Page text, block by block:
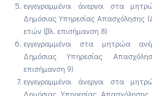
εγγεγραμμένοι άνεργοι στα
Δημόσιας Υπηρεσίας
ετών (βλ. επισήμανση 8)
εγγεγραμμένοι στα μητρώα
Δημόσιας Υπηρεσίας
επισήμανση 9)
εγγεγραμμένοι άνεργοι στα
Δημόσιας Υπηρεσίας Απασχόλησης